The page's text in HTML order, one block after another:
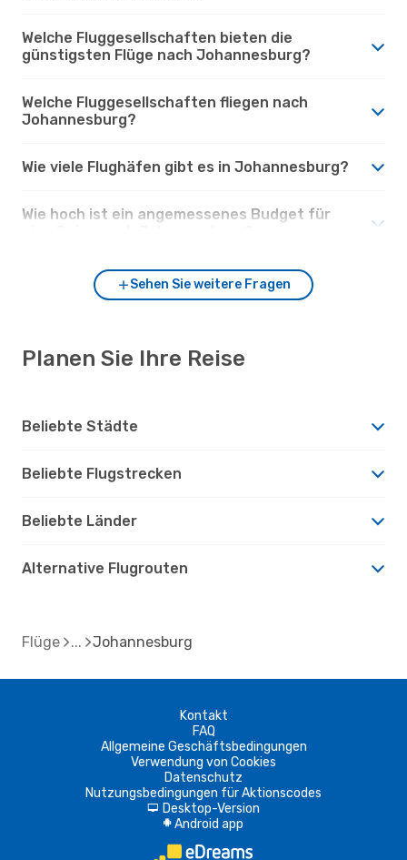
Welche Fluggesellschaften bieten die
günstigsten Flüge nach Johannesburg?
Welche Fluggesellschaften fliegen nach
Johannesburg?
Wie viele Flughäfen gibt es in Johannesburg?
Wie hoch ist ein angemessenes Budget für
Sehen Sie weitere Fragen
Planen Sie Ihre Reise
Beliebte Städte
Beliebte Flugstrecken
Beliebte Länder
Alternative Flugrouten
Flüge Johannesburg
Kontakt
FAQ
Allgemeine Geschäftsbedingungen
Verwendung von Cookies
Datenschutz
Nutzungsbedingungen für Aktionscodes
d Desktop-Version
A Android app